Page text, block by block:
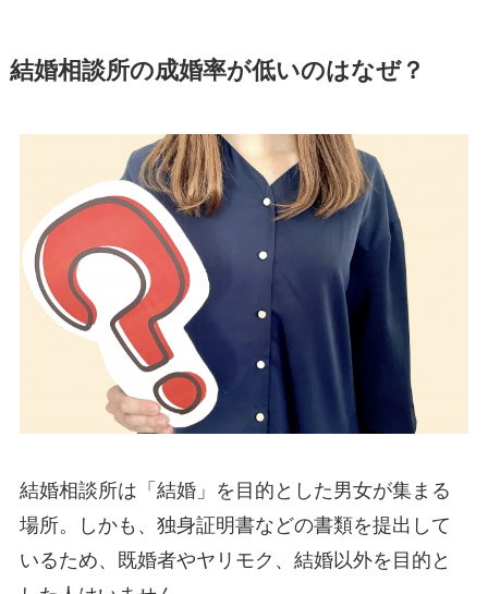
結婚相談所の成婚率が低いのはなぜ？
結婚相談所は「結婚」を目的とした男女が集まる
場所。しかも、独身証明書などの書類を提出して
いるため、既婚者やヤリモク、結婚以外を目的と